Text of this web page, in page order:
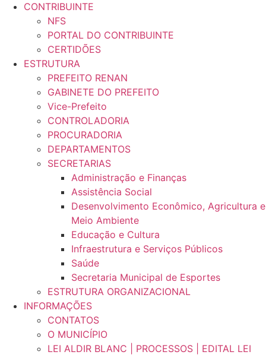
CONTRIBUINTE
NFS
PORTAL DO CONTRIBUINTE
CERTIDÕES
ESTRUTURA
PREFEITO RENAN
GABINETE DO PREFEITO
Vice-Prefeito
CONTROLADORIA
PROCURADORIA
DEPARTAMENTOS
SECRETARIAS
Administração e Finanças
Assistência Social
Desenvolvimento Econômico, Agricultura e
Meio Ambiente
Educação e Cultura
Infraestrutura e Serviços Públicos
Saúde
Secretaria Municipal de Esportes
ESTRUTURA ORGANIZACIONAL
INFORMAÇÕES
CONTATOS
O MUNICÍPIO
LEI ALDIR BLANC | PROCESSOS | EDITAL LEI